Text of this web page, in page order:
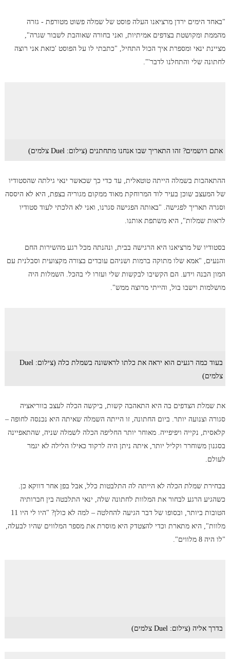
"באחד הימים ירדן מרציאנו העלה פוסט של שמלה פשוט מטורפת - גזרה
מהממת ומקושטת בצדפים אמיתיות, ואני בחורה שאוהבת לשבור שגרה",
מציינת ינאי ומספרת איך הכול התחיל, "כתבתי לו על הפוסט 'כזאת אני רוצה
לחתונה שלי והתחלנו לדבר'".
אתם רושמים? זהו התאריך שבו אנחנו מתחתנים (צילום: Duel צלמים)
ההתאהבות בשמלה הייתה טוטאלית, עד כדי כך שכאשר ינאי גילתה שהסטודיו
של המעצב שוכן בעיר לוד המרוחקת מאוד ממקום מגוריה בצפת, היא לא היססה
וסגרה תאריך לפגישה. "באותה הפגישה סגרנו, ואני לא הלכתי לעוד סטודיו
לראות שמלות", היא משתפת אותנו.
בסטודיו של מרציאנו היא הרגישה בבית, ונהנתה מכל רגע מהשירות החם
והנעים, "אמא שלו מתוקה ברמות ושניהם עובדים בצורה מקצועית וסבלנית עם
המון הבנה וידע. הם הקשיבו לבקשות שלי ועזרו לי בהכל. השמלות היה
מושלמות וישבו בול, והייתי מרוצה ממש".
בעוד כמה רגעים הוא יראה את כלתו לראשונה בשמלת כלה (צילום: Duel
צלמים)
את שמלת הצדפים בה היא התאהבה קשות, ביקשה הכלה לעצב בווריאציה
סגורה וצנועה יותר. ביום החתונה, זו הייתה השמלה שאיתה היא נכנסה לחופה –
קלאסית, נקייה ויפיפייה. מאוחר יותר החליפה הכלה לשמלה שניה, שהתאפיינה
בסגנון משוחרר וקליל יותר, איתה ניתן היה לרקוד כאילו הלילה לא יגמר
לעולם.
בבחירת שמלת הכלה לא הייתה לה התלבטות כלל, אבל בפן אחר דווקא כן.
כשהגיע הרגע לבחור את המלוות לחתונה שלה, ינאי התלבטה בין חברותיה
הטובות ביותר, ובסופו של דבר הגיעה להחלטה – למה לא כולן? "היו לי היו 11
מלוות", היא מתארת וכדי להצטדק היא מוסרת את מספר המלווים שהיו לבעלה,
"לו היה 8 מלווים".
בדרך אליה (צילום: Duel צלמים)